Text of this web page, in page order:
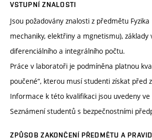
VSTUPNÍ ZNALOSTI
Jsou požadovány znalosti z předmětu
mechaniky, elektřiny a mgnetismu), základy
diferenciálního a integrálního počtu.
Práce v laboratoři je podmíněna platnou
poučené“, kterou musí studenti získat před
Informace k této kvalifikaci jsou uvedeny
Seznámení studentů s bezpečnostními
ZPŮSOB ZAKONČENÍ PŘEDMĚTU A